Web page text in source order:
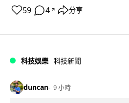
59 4 ↗ 分享
科技娛樂 科技新聞
duncan 9 小時